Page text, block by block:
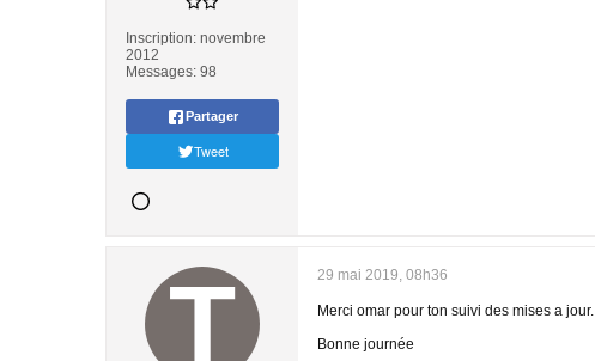
Inscription: novembre
2012
Messages: 98
Partager
Tweet
29 mai 2019, 08h36
Merci omar pour ton suivi des mises a jour.
Bonne journée